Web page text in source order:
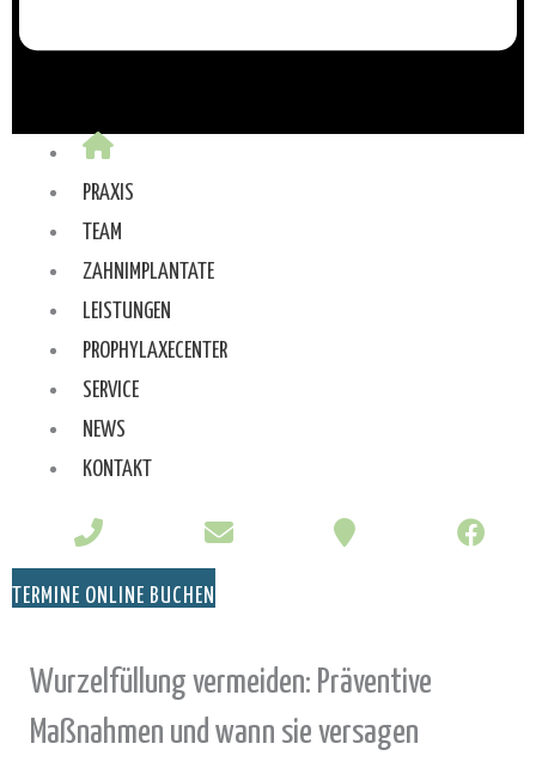
PRAXIS
TEAM
ZAHNIMPLANTATE
LEISTUNGEN
PROPHYLAXECENTER
SERVICE
NEWS
KONTAKT
TERMINE ONLINE BUCHEN
Wurzelfüllung vermeiden: Präventive
Maßnahmen und wann sie versagen